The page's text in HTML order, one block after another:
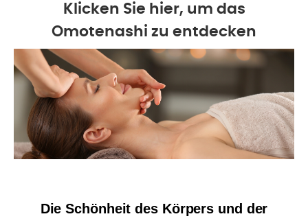
Klicken Sie hier, um das
Omotenashi zu entdecken
Die Schönheit des Körpers und der